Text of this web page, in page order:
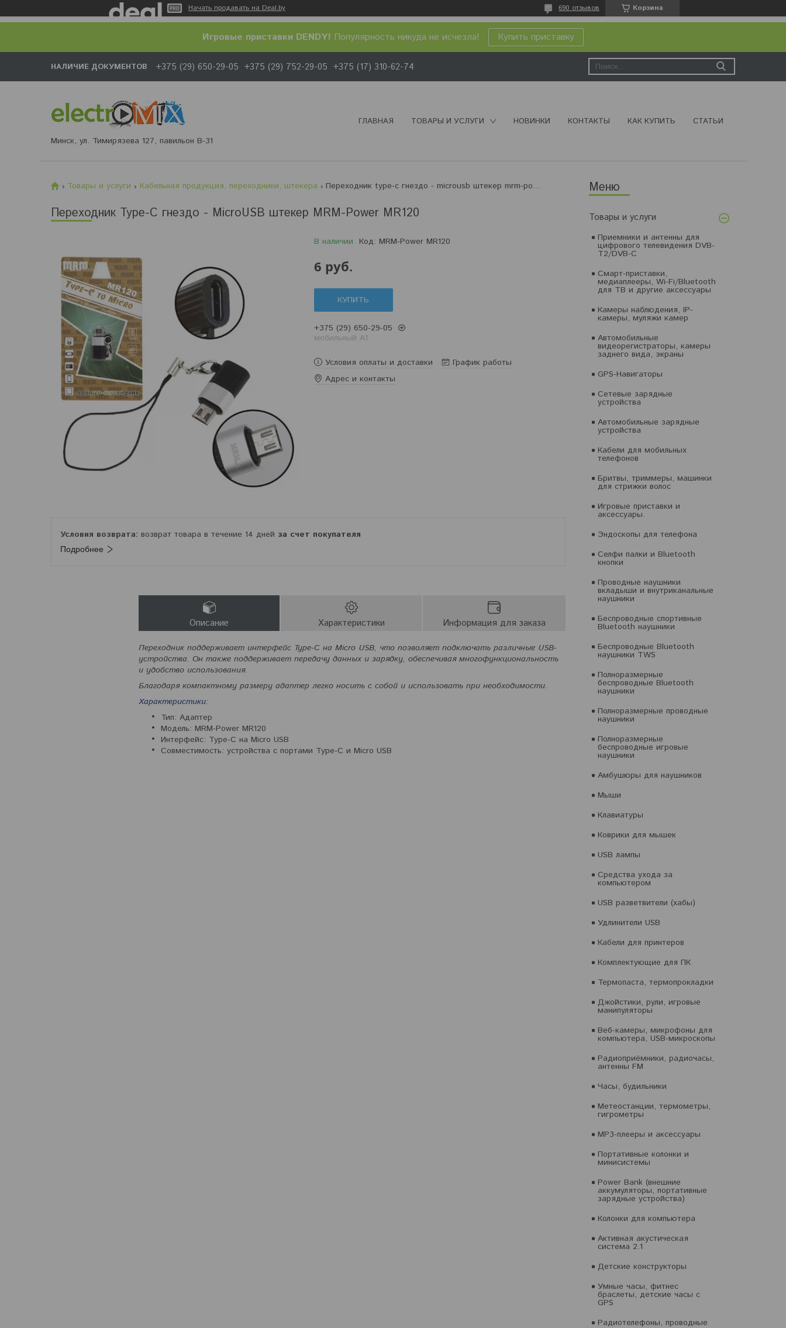
Начать продавать на Deal.by Корзина
690 отзывов
Игровые приставки DENDY! Популярность никуда не исчезла! Купить приставку
НАЛИЧИЕ ДОКУМЕНТОВ +375 (29) 650-29-05 +375 (29) 752-29-05 +375 (17) 310-62-74
Минск, ул. Тимирязева 127, павильон В-31
ГЛАВНАЯ ТОВАРЫ И УСЛУГИ НОВИНКИ КОНТАКТЫ КАК КУПИТЬ СТАТЬИ
Товары и услуги
Приемники и антенны для
цифрового телевидения DVB-
T2/DVB-C
Смарт-приставки,
медиаплееры, Wi-Fi/Bluetooth
для ТВ и другие аксессуары
Камеры наблюдения, IP-
камеры, муляжи камер
Автомобильные
видеорегистраторы, камеры
заднего вида, экраны
GPS-Навигаторы
Сетевые зарядные
устройства
Автомобильные зарядные
устройства
Кабели для мобильных
телефонов
Бритвы, триммеры, машинки
для стрижки волос
Игровые приставки и
аксессуары.
Эндоскопы для телефона
Селфи палки и Bluetooth
кнопки
Проводные наушники
вкладыши и внутриканальные
наушники
Беспроводные спортивные
Bluetooth наушники
Беспроводные Bluetooth
наушники TWS
Полноразмерные
беспроводные Bluetooth
наушники
Полноразмерные проводные
наушники
Полноразмерные
беспроводные игровые
наушники
Амбушюры для наушников
Мыши
Клавиатуры
Коврики для мышек
USB лампы
Средства ухода за
компьютером
USB разветвители (хабы)
Удлинители USB
Кабели для принтеров
Комплектующие для ПК
Термопаста, термопрокладки
Джойстики, рули, игровые
манипуляторы
Веб-камеры, микрофоны для
компьютера, USB-микроскопы
Радиоприёмники, радиочасы,
антенны FM
Часы, будильники
Метеостанции, термометры,
гигрометры
MP3-плееры и аксессуары
Портативные колонки и
минисистемы
Power Bank (внешние
аккумуляторы, портативные
зарядные устройства)
Колонки для компьютера
Активная акустическая
система 2.1
Детские конструкторы
Умные часы, фитнес
браслеты, детские часы с
GPS
Радиотелефоны, проводные
Товары и услуги Кабельная продукция, переходники, штекера Переходник type-c гнездо - microusb штекер mrm-power mr120
Переходник Type-C гнездо - MicroUSB штекер MRM-Power MR120
В наличии Код: MRM-Power MR120
6 руб.
КУПИТЬ
+375 (29) 650-29-05
мобильный A1
Условия оплаты и доставки
График работы
Адрес и контакты
возврат товара в течение 14 дней за счет покупателя
Подробнее
Описание Характеристики Информация для заказа
Переходник поддерживает интерфейс Type-C на Micro USB, что позволяет подключать различные USB-
устройства. Он также поддерживает передачу данных и зарядку, обеспечивая многофункциональность
и удобство использования.
Благодаря компактному размеру адаптер легко носить с собой и использовать при необходимости.
Характеристики:
Тип: Адаптер
Модель: MRM-Power MR120
Интерфейс: Type-C на Micro USB
Совместимость: устройства с портами Type-C и Micro USB